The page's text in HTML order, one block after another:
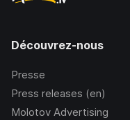
Découvrez-nous
Presse
Press releases (en)
Molotov Advertising